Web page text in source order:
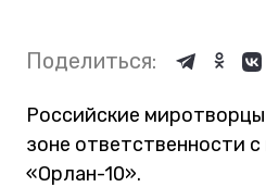
Поделиться:
Российские
зоне ответственности
«Орлан-10».